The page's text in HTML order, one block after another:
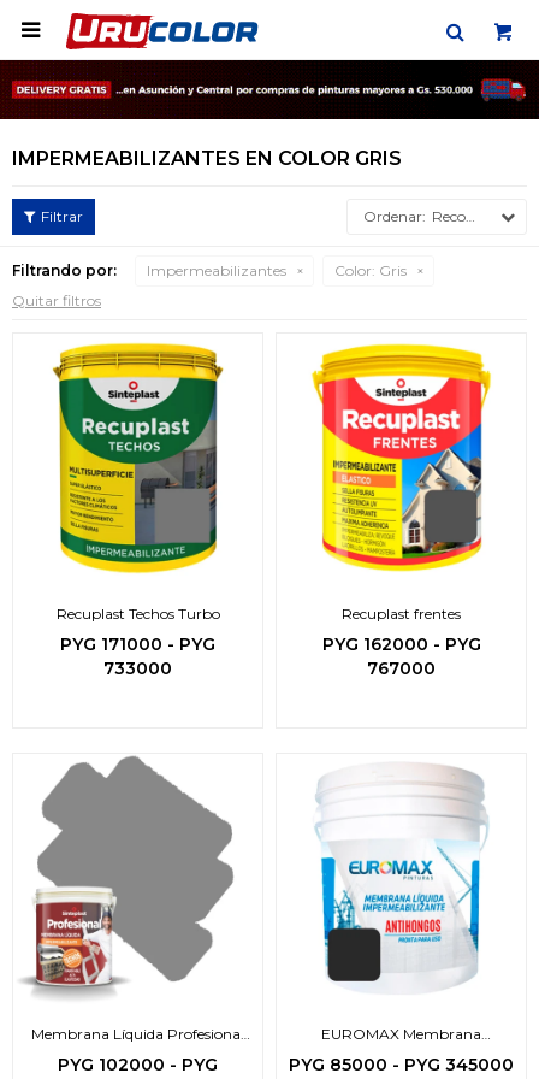

IMPERMEABILIZANTES EN COLOR GRIS
Recomendados
Filtrando por: Impermeabilizantes Color: Gris
Quitar filtros
Recuplast Techos Turbo
PYG 171000 - PYG
733000
Recuplast frentes
PYG 162000 - PYG
767000
Membrana Líquida Profesional
Sinteplast
PYG 102000 - PYG
EUROMAX Membrana
impermeabilizante
PYG 85000 - PYG 345000